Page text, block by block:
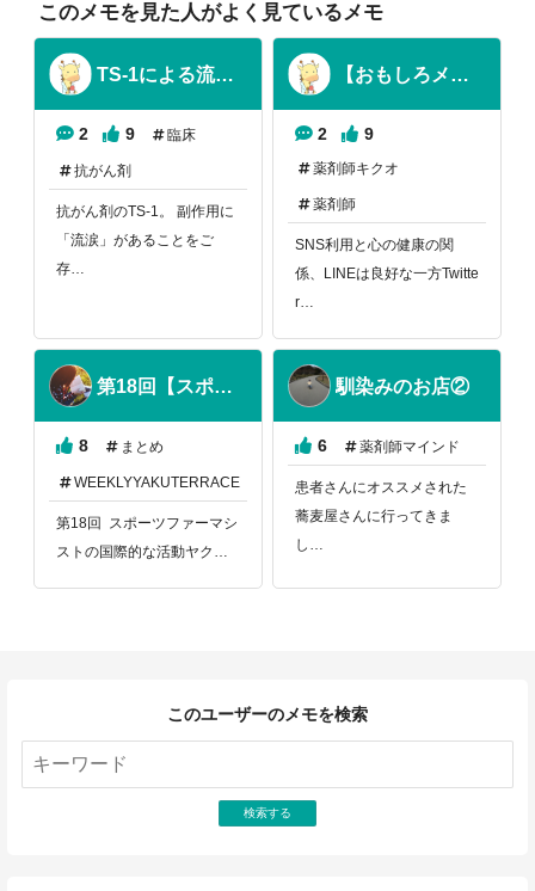
このメモを見た人がよく見ているメモ
TS-1による流涙について【薬学生の頃に驚いたこと】
2 9 臨床
抗がん剤
抗がん剤のTS-1。 副作用に
「流涙」があることをご
存…
【おもしろメモ】SNSと心の関係
2 9
薬剤師キクオ
薬剤師
SNS利用と心の健康の関
係、LINEは良好な一方Twitte
r…
第18回【スポーツファーマシストの国際的な活動】まとめ
8 まとめ
WEEKLYYAKUTERRACE
第18回 スポーツファーマシ
ストの国際的な活動ヤク…
馴染みのお店②
6 薬剤師マインド
患者さんにオススメされた
蕎麦屋さんに行ってきま
し…
このユーザーのメモを検索
検索する